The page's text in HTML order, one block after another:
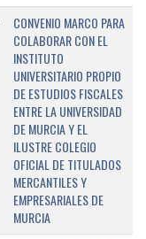
CONVENIO MARCO PARA
COLABORAR CON EL
INSTITUTO
UNIVERSITARIO PROPIO
DE ESTUDIOS FISCALES
ENTRE LA UNIVERSIDAD
DE MURCIA Y EL
ILUSTRE COLEGIO
OFICIAL DE TITULADOS
MERCANTILES Y
EMPRESARIALES DE
MURCIA